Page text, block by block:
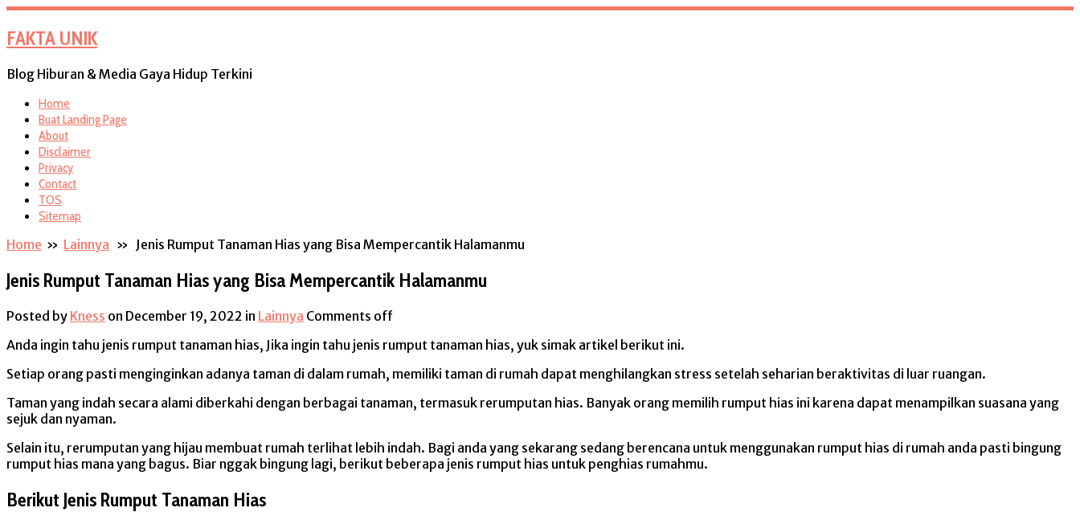
FAKTA UNIK
Blog Hiburan & Media Gaya Hidup Terkini
Home
Buat Landing Page
About
Disclaimer
Privacy
Contact
TOS
Sitemap
Home » Lainnya » Jenis Rumput Tanaman Hias yang Bisa Mempercantik Halamanmu
Jenis Rumput Tanaman Hias yang Bisa Mempercantik Halamanmu
Posted by Kness on December 19, 2022 in Lainnya Comments off
Anda ingin tahu jenis rumput tanaman hias, Jika ingin tahu jenis rumput tanaman hias, yuk simak artikel berikut ini.
Setiap orang pasti menginginkan adanya taman di dalam rumah, memiliki taman di rumah dapat menghilangkan stress setelah seharian beraktivitas di luar ruangan.
Taman yang indah secara alami diberkahi dengan berbagai tanaman, termasuk rerumputan hias. Banyak orang memilih rumput hias ini karena dapat menampilkan suasana yang
sejuk dan nyaman.
Selain itu, rerumputan yang hijau membuat rumah terlihat lebih indah. Bagi anda yang sekarang sedang berencana untuk menggunakan rumput hias di rumah anda pasti bingung
rumput hias mana yang bagus. Biar nggak bingung lagi, berikut beberapa jenis rumput hias untuk penghias rumahmu.
Berikut Jenis Rumput Tanaman Hias